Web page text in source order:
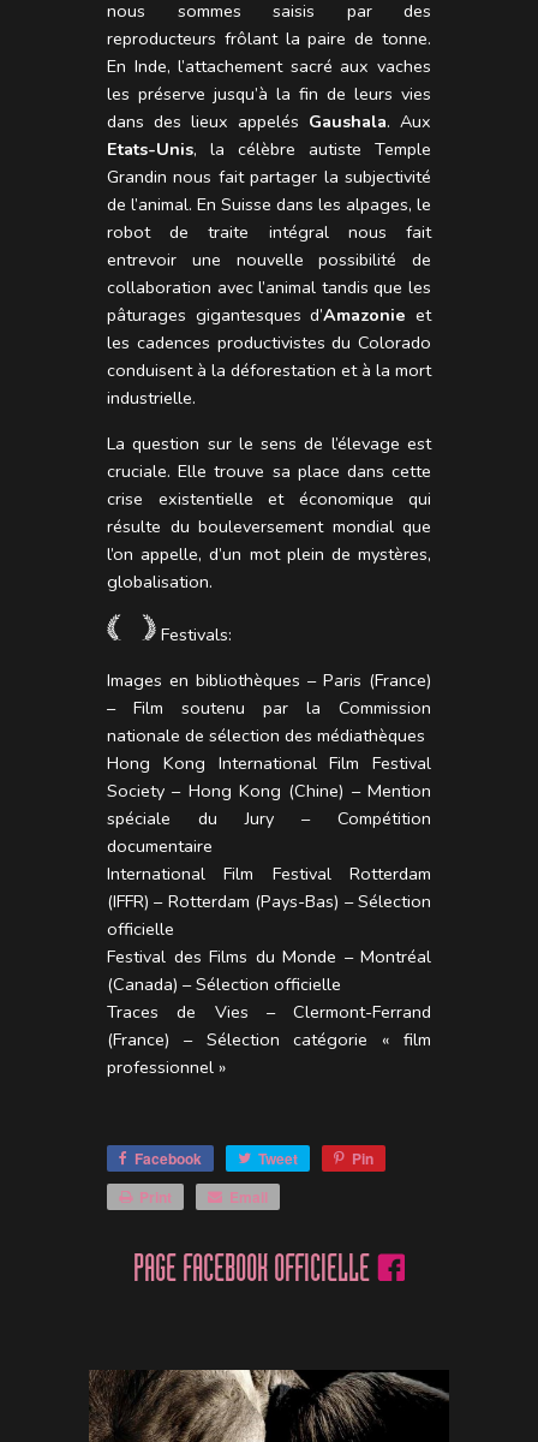
nous sommes saisis par des
reproducteurs frôlant la paire de tonne.
En Inde, l’attachement sacré aux vaches
les préserve jusqu’à la fin de leurs vies
dans des lieux appelés Gaushala. Aux
Etats-Unis, la célèbre autiste Temple
Grandin nous fait partager la subjectivité
de l’animal. En Suisse dans les alpages, le
robot de traite intégral nous fait
entrevoir une nouvelle possibilité de
collaboration avec l’animal tandis que les
pâturages gigantesques d’Amazonie et
les cadences productivistes du Colorado
conduisent à la déforestation et à la mort
industrielle.
La question sur le sens de l’élevage est
cruciale. Elle trouve sa place dans cette
crise existentielle et économique qui
résulte du bouleversement mondial que
l’on appelle, d’un mot plein de mystères,
globalisation.
Festivals:
Images en bibliothèques – Paris (France)
– Film soutenu par la Commission
nationale de sélection des médiathèques
Hong Kong International Film Festival
Society – Hong Kong (Chine) – Mention
spéciale du Jury – Compétition
documentaire
International Film Festival Rotterdam
(IFFR) – Rotterdam (Pays-Bas) – Sélection
officielle
Festival des Films du Monde – Montréal
(Canada) – Sélection officielle
Traces de Vies – Clermont-Ferrand
(France) – Sélection catégorie « film
professionnel »
Facebook Tweet
Pin
Print
Email
PAGE FACEBOOK OFFICIELLE